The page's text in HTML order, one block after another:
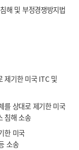
해 및 부정경쟁방지법
제기한 미국 ITC 및
를 상대로 제기한 미국
침해 소송
한 미국
소송